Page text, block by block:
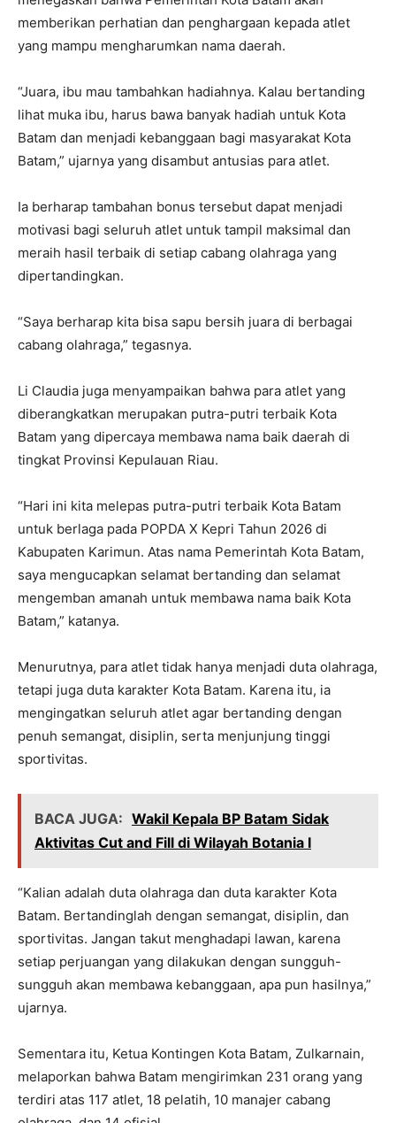
memberikan perhatian dan penghargaan kepada atlet
yang mampu mengharumkan nama daerah.
“Juara, ibu mau tambahkan hadiahnya. Kalau bertanding
lihat muka ibu, harus bawa banyak hadiah untuk Kota
Batam dan menjadi kebanggaan bagi masyarakat Kota
Batam,” ujarnya yang disambut antusias para atlet.
Ia berharap tambahan bonus tersebut dapat menjadi
motivasi bagi seluruh atlet untuk tampil maksimal dan
meraih hasil terbaik di setiap cabang olahraga yang
dipertandingkan.
“Saya berharap kita bisa sapu bersih juara di berbagai
cabang olahraga,” tegasnya.
Li Claudia juga menyampaikan bahwa para atlet yang
diberangkatkan merupakan putra-putri terbaik Kota
Batam yang dipercaya membawa nama baik daerah di
tingkat Provinsi Kepulauan Riau.
“Hari ini kita melepas putra-putri terbaik Kota Batam
untuk berlaga pada POPDA X Kepri Tahun 2026 di
Kabupaten Karimun. Atas nama Pemerintah Kota Batam,
saya mengucapkan selamat bertanding dan selamat
mengemban amanah untuk membawa nama baik Kota
Batam,” katanya.
Menurutnya, para atlet tidak hanya menjadi duta olahraga,
tetapi juga duta karakter Kota Batam. Karena itu, ia
mengingatkan seluruh atlet agar bertanding dengan
penuh semangat, disiplin, serta menjunjung tinggi
sportivitas.
BACA JUGA: Wakil Kepala BP Batam Sidak
Aktivitas Cut and Fill di Wilayah Botania I
“Kalian adalah duta olahraga dan duta karakter Kota
Batam. Bertandinglah dengan semangat, disiplin, dan
sportivitas. Jangan takut menghadapi lawan, karena
setiap perjuangan yang dilakukan dengan sungguh-
sungguh akan membawa kebanggaan, apa pun hasilnya,”
ujarnya.
Sementara itu, Ketua Kontingen Kota Batam, Zulkarnain,
melaporkan bahwa Batam mengirimkan 231 orang yang
terdiri atas 117 atlet, 18 pelatih, 10 manajer cabang